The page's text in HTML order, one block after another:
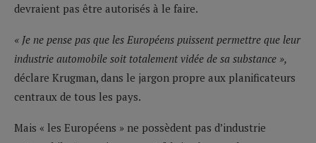
devraient pas être autorisés à le faire.
« Je ne pense pas que les Européens puissent permettre que leur
industrie automobile soit totalement vidée de sa substance »,
déclare Krugman, dans le jargon propre aux planificateurs
centraux de tous les pays.
Mais « les Européens » ne possèdent pas d’industrie